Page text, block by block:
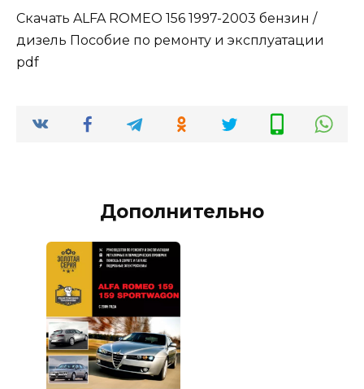
Скачать ALFA ROMEO 156 1997-2003 бензин /
дизель Пособие по ремонту и эксплуатации
pdf
Дополнительно